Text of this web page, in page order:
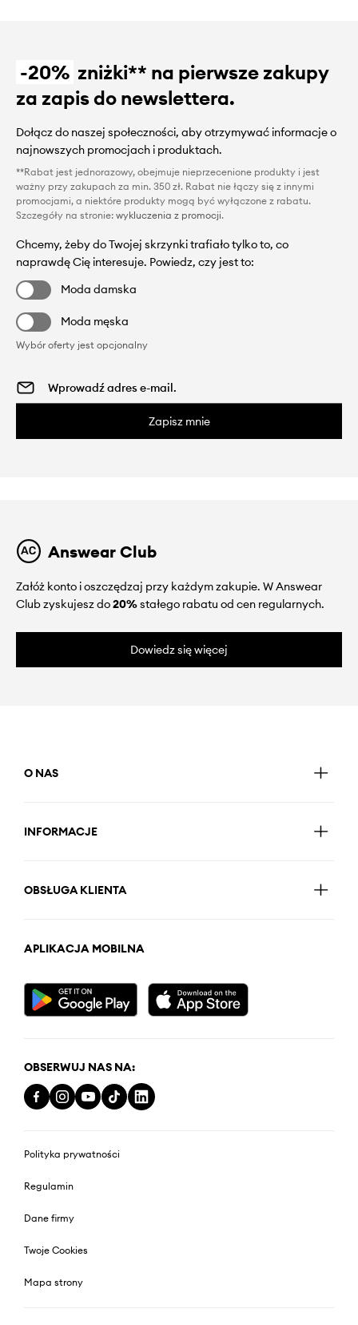
-20% zniżki** na pierwsze zakupy
za zapis do newslettera.
Dołącz do naszej społeczności, aby otrzymywać informacje o
najnowszych promocjach i produktach.
**Rabat jest jednorazowy, obejmuje nieprzecenione produkty i jest
ważny przy zakupach za min. 350 zł. Rabat nie łączy się z innymi
promocjami, a niektóre produkty mogą być wyłączone z rabatu.
Szczegóły na stronie: wykluczenia z promocji.
Chcemy, żeby do Twojej skrzynki trafiało tylko to, co
naprawdę Cię interesuje. Powiedz, czy jest to:
Moda damska
Moda męska
Wybór oferty jest opcjonalny
Zapisz mnie
Answear Club
Załóż konto i oszczędzaj przy każdym zakupie. W Answear
Club zyskujesz do20%stałego rabatu od cen regularnych.
Dowiedz się więcej
O NAS
INFORMACJE
OBSŁUGA KLIENTA
APLIKACJA MOBILNA
OBSERWUJ NAS NA:
Polityka prywatności
Regulamin
Dane firmy
Twoje Cookies
Mapa strony